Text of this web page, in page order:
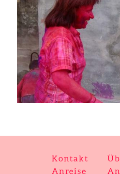
Kontakt
Anreise